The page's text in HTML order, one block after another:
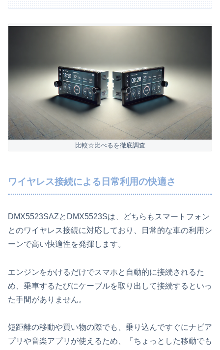
比較☆比べるを徹底調査
ワイヤレス接続による日常利用の快適さ
DMX5523SAZとDMX5523Sは、どちらもスマートフォン
とのワイヤレス接続に対応しており、日常的な車の利用シ
ーンで高い快適性を発揮します。
エンジンをかけるだけでスマホと自動的に接続されるた
め、乗車するたびにケーブルを取り出して接続するといっ
た手間がありません。
短距離の移動や買い物の際でも、乗り込んですぐにナビア
プリや音楽アプリが使えるため、「ちょっとした移動でも